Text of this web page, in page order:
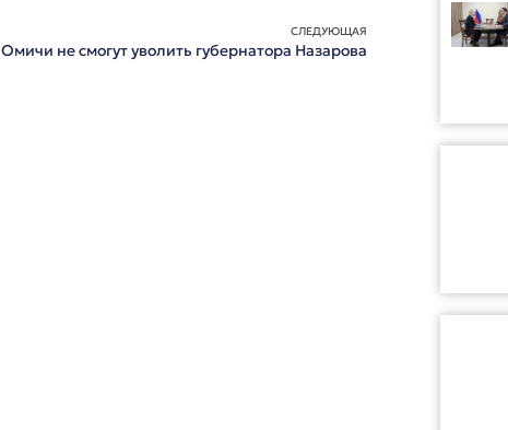
СЛЕДУЮЩАЯ
Омичи не смогут уволить губернатора Назарова